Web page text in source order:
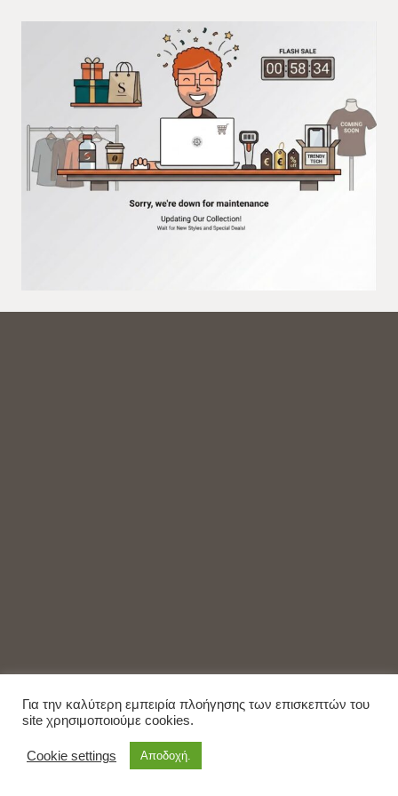
Για την καλύτερη εμπειρία πλοήγησης των επισκεπτών του
site χρησιμοποιούμε cookies.
Cookie settings Αποδοχή.